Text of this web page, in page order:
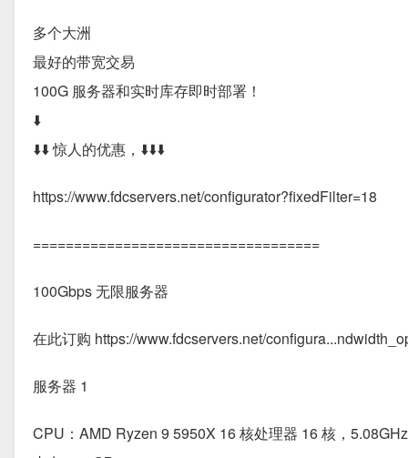
多个大洲
最好的带宽交易
100G 服务器和实时库存即时部署！
​​​⬇️
​​⬇️​​⬇️ 惊人的优惠，⬇️⬇️⬇️
https://www.fdcservers.net/configurator?fixedFilter=18
===================================
100Gbps 无限服务器
在此订购 https://www.fdcservers.net/
服务器 1
CPU：AMD Ryzen 9 5950X 16 核处理器 16 核，5.08GHz